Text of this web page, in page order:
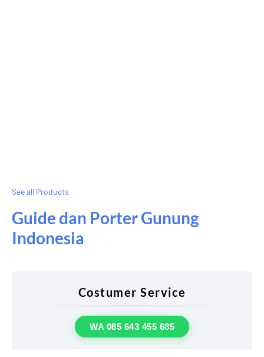
See all Products
Guide dan Porter Gunung
Indonesia
Costumer Service
WA 085 643 455 685